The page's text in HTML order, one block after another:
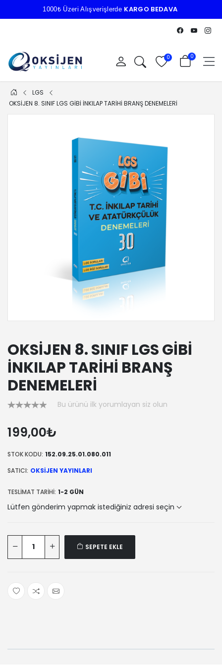
1000₺ Üzeri Alışverişlerde KARGO BEDAVA
0 0
LGS
OKSİJEN 8. SINIF LGS GİBİ İNKILAP TARİHİ BRANŞ DENEMELERİ
OKSİJEN 8. SINIF LGS GİBİ
İNKILAP TARİHİ BRANŞ
DENEMELERİ
Bu ürünü ilk yorumlayan siz olun
199,00₺
STOK KODU: 152.09.25.01.080.011
SATICI: OKSIJEN YAYINLARI
TESLIMAT TARIHI: 1-2 GÜN
Lütfen gönderim yapmak istediğiniz adresi seçin
SEPETE EKLE